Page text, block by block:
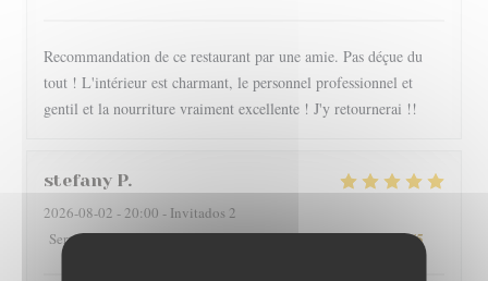
Recommandation de ce restaurant par une amie. Pas déçue du
tout ! L'intérieur est charmant, le personnel professionnel et
gentil et la nourriture vraiment excellente ! J'y retournerai !!
stefany P
2026-08-02 - 20:00 - Invitados 2
Servicio:5/5 Ambiente:5/5 Menú:5/5 Calidad / Precio:5/5